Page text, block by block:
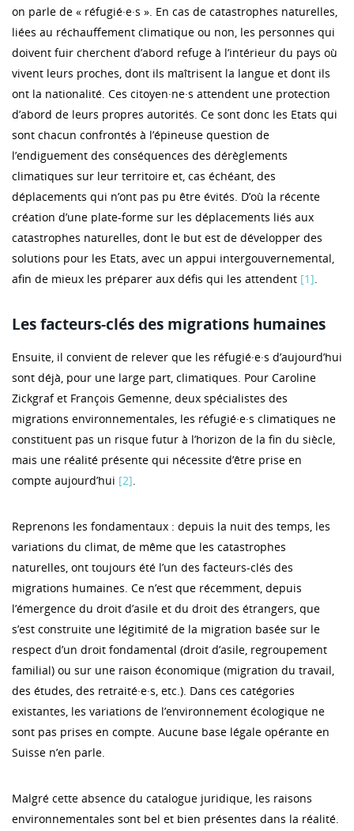
on parle de « réfugié·e·s ». En cas de catastrophes naturelles,
liées au réchauffement climatique ou non, les personnes qui
doivent fuir cherchent d’abord refuge à l’intérieur du pays où
vivent leurs proches, dont ils maîtrisent la langue et dont ils
ont la nationalité. Ces citoyen·ne·s attendent une protection
d’abord de leurs propres autorités. Ce sont donc les Etats qui
sont chacun confrontés à l’épineuse question de
l’endiguement des conséquences des dérèglements
climatiques sur leur territoire et, cas échéant, des
déplacements qui n’ont pas pu être évités. D’où la récente
création d’une plate-forme sur les déplacements liés aux
catastrophes naturelles, dont le but est de développer des
solutions pour les Etats, avec un appui intergouvernemental,
afin de mieux les préparer aux défis qui les attendent [1].
Les facteurs-clés des migrations humaines
Ensuite, il convient de relever que les réfugié·e·s d’aujourd’hui
sont déjà, pour une large part, climatiques. Pour Caroline
Zickgraf et François Gemenne, deux spécialistes des
migrations environnementales, les réfugié·e·s climatiques ne
constituent pas un risque futur à l’horizon de la fin du siècle,
mais une réalité présente qui nécessite d’être prise en
compte aujourd’hui [2].
Reprenons les fondamentaux : depuis la nuit des temps, les
variations du climat, de même que les catastrophes
naturelles, ont toujours été l’un des facteurs-clés des
migrations humaines. Ce n’est que récemment, depuis
l’émergence du droit d’asile et du droit des étrangers, que
s’est construite une légitimité de la migration basée sur le
respect d’un droit fondamental (droit d’asile, regroupement
familial) ou sur une raison économique (migration du travail,
des études, des retraité·e·s, etc.). Dans ces catégories
existantes, les variations de l’environnement écologique ne
sont pas prises en compte. Aucune base légale opérante en
Suisse n’en parle.
Malgré cette absence du catalogue juridique, les raisons
environnementales sont bel et bien présentes dans la réalité.